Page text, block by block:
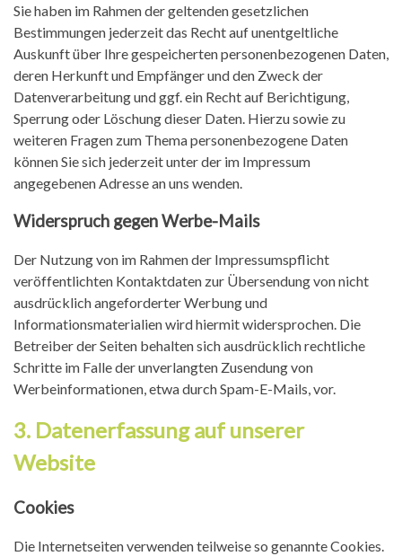
Sie haben im Rahmen der geltenden gesetzlichen
Bestimmungen jederzeit das Recht auf unentgeltliche
Auskunft über Ihre gespeicherten personenbezogenen Daten,
deren Herkunft und Empfänger und den Zweck der
Datenverarbeitung und ggf. ein Recht auf Berichtigung,
Sperrung oder Löschung dieser Daten. Hierzu sowie zu
weiteren Fragen zum Thema personenbezogene Daten
können Sie sich jederzeit unter der im Impressum
angegebenen Adresse an uns wenden.
Widerspruch gegen Werbe-Mails
Der Nutzung von im Rahmen der Impressumspflicht
veröffentlichten Kontaktdaten zur Übersendung von nicht
ausdrücklich angeforderter Werbung und
Informationsmaterialien wird hiermit widersprochen. Die
Betreiber der Seiten behalten sich ausdrücklich rechtliche
Schritte im Falle der unverlangten Zusendung von
Werbeinformationen, etwa durch Spam-E-Mails, vor.
3. Datenerfassung auf unserer
Website
Cookies
Die Internetseiten verwenden teilweise so genannte Cookies.